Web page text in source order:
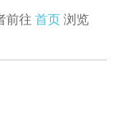
前往 首页 浏览